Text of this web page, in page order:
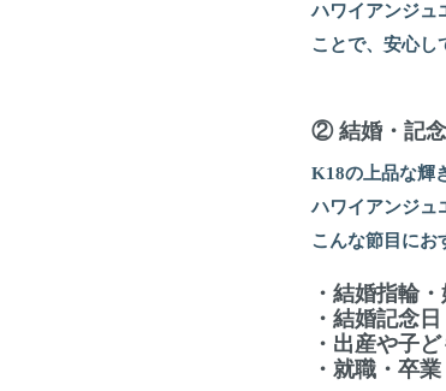
ハワイアンジュ
ことで、安心し
② 結婚・記
K18の上品な輝
ハワイアンジュ
こんな節目にお
・結婚指輪
・結婚記念
・出産や子
・就職・卒